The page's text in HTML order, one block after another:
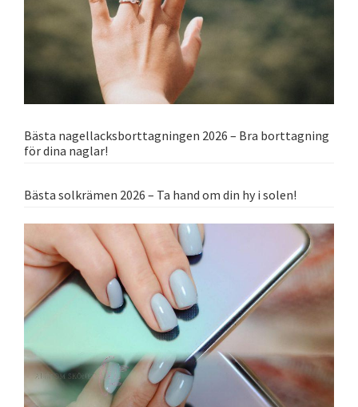
Bästa nagellacksborttagningen 2026 – Bra borttagning
för dina naglar!
Bästa solkrämen 2026 – Ta hand om din hy i solen!